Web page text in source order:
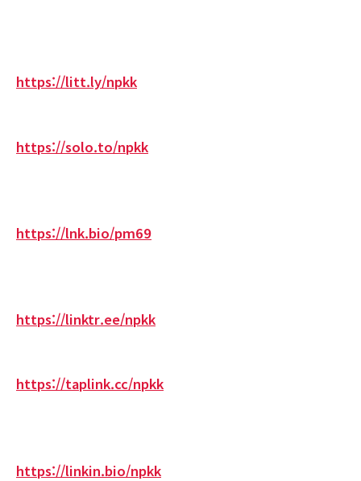
https://litt.ly/npkk
https://solo.to/npkk
https://lnk.bio/pm69
https://linktr.ee/npkk
https://taplink.cc/npkk
https://linkin.bio/npkk